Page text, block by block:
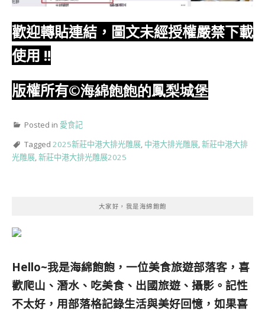
歡迎轉貼連結，圖文未經授權嚴禁下載
使用 !!
版權所有©海綿飽飽的鳳梨城堡
Posted in 愛食記
Tagged 2025新莊中港大排光雕展 中港大排光雕展 新莊中港大排
光雕展 新莊中港大排光雕展2025
大家好，我是海綿飽飽
Hello~我是海綿飽飽，一位美食旅遊部落客， 喜
歡爬山、潛水、吃美食、出國旅遊、攝影。 記性
不太好，用部落格記錄生活與美好回憶， 如果喜